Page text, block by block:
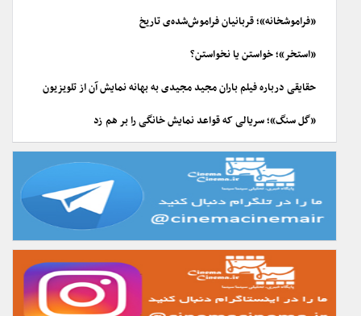
«فراموشخانه»؛ قربانیان فراموش‌شده‌ی تاریخ
«استخر»؛ خواستن یا نخواستن؟
حقایقی درباره فیلم باران مجید مجیدی به بهانه نمایش آن از تلویزیون
«گل سنگ»؛ سریالی که قواعد نمایش خانگی را بر هم زد